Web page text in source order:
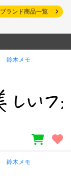
ブランド商品一覧
鈴木メモ
鈴木メモ